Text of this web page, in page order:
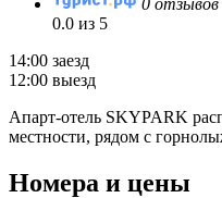
0.0 из 5
14:00 заезд
12:00 выезд
Апарт-отель SKYPARK
местности, рядом с
Номера и цены